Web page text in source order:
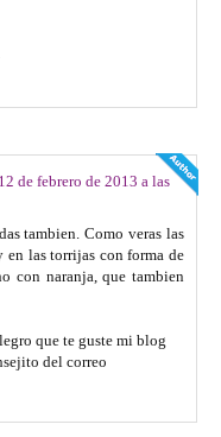
12 de febrero de 2013 a las
tambien. Como veras las
en las torrijas con forma de
con naranja, que tambien
que te guste mi blog
del correo